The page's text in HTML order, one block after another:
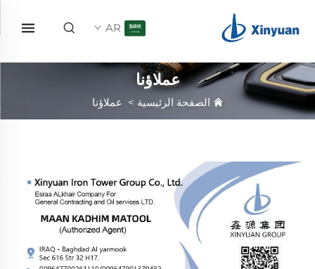
AR
عملاؤنا
الصفحة الرئيسية > عملاؤنا